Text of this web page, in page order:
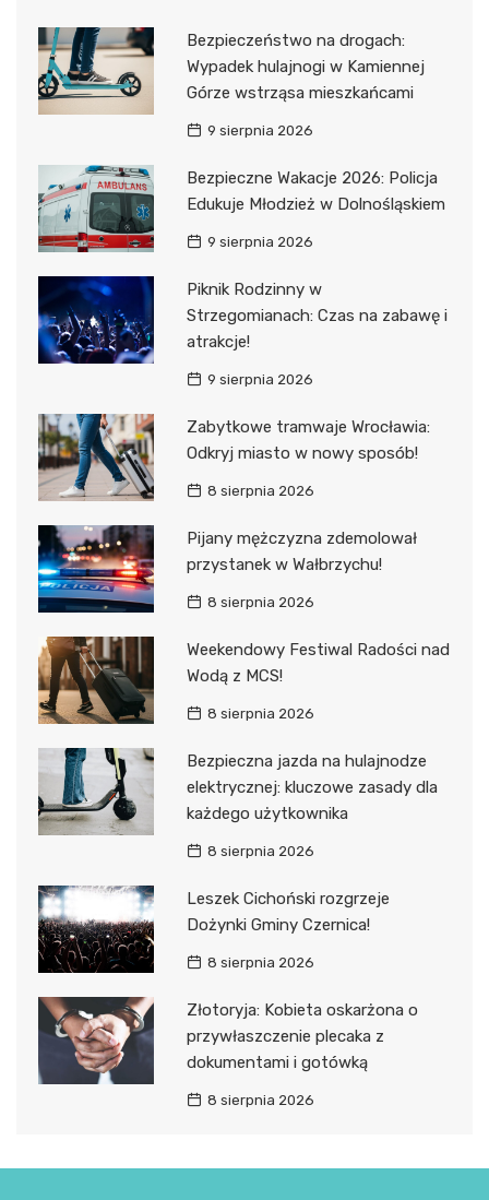
Bezpieczeństwo na drogach:
Wypadek hulajnogi w Kamiennej
Górze wstrząsa mieszkańcami
9 sierpnia 2026
Bezpieczne Wakacje 2026: Policja
Edukuje Młodzież w Dolnośląskiem
9 sierpnia 2026
Piknik Rodzinny w
Strzegomianach: Czas na zabawę i
atrakcje!
9 sierpnia 2026
Zabytkowe tramwaje Wrocławia:
Odkryj miasto w nowy sposób!
8 sierpnia 2026
Pijany mężczyzna zdemolował
przystanek w Wałbrzychu!
8 sierpnia 2026
Weekendowy Festiwal Radości nad
Wodą z MCS!
8 sierpnia 2026
Bezpieczna jazda na hulajnodze
elektrycznej: kluczowe zasady dla
każdego użytkownika
8 sierpnia 2026
Leszek Cichoński rozgrzeje
Dożynki Gminy Czernica!
8 sierpnia 2026
Złotoryja: Kobieta oskarżona o
przywłaszczenie plecaka z
dokumentami i gotówką
8 sierpnia 2026